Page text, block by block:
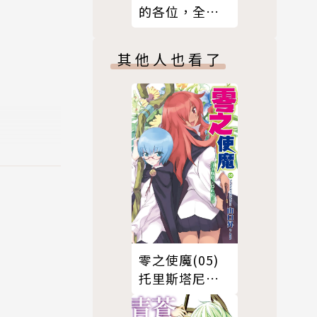
的各位，全都
其他人也看了
零之使魔(05)
托里斯塔尼亞
的假日